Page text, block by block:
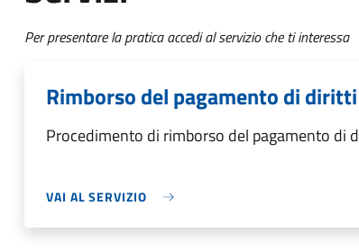
Per presentare la pratica accedi al servizio che ti interessa
Rimborso del pagamento di
Procedimento di rimborso del pagamento di
VAI AL SERVIZIO